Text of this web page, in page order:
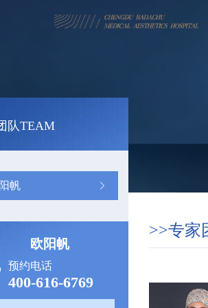
队TEAM
帆
欧阳帆
预约电话
400-616-6769
>>专家